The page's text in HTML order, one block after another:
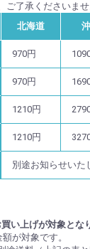
ご了承くださいませ
北海道
970円
970円
1210円
1210円
別途お知らせいた
い上げが対象とな
が対象です。